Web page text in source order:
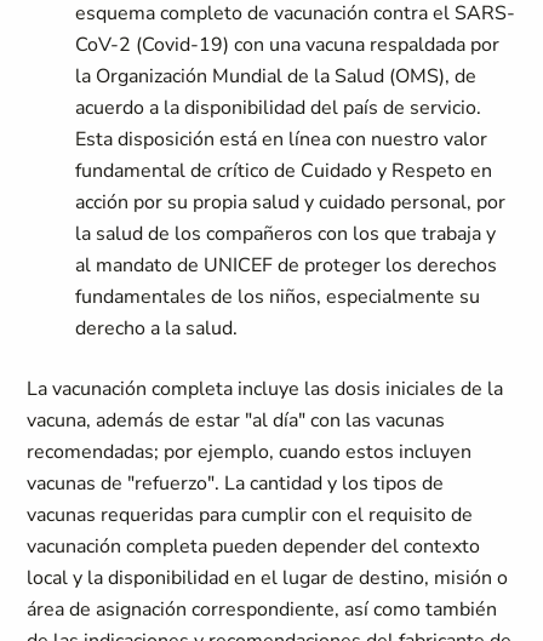
esquema completo de vacunación contra el SARS-
CoV-2 (Covid-19) con una vacuna respaldada por
la Organización Mundial de la Salud (OMS), de
acuerdo a la disponibilidad del país de servicio.
Esta disposición está en línea con nuestro valor
fundamental de crítico de Cuidado y Respeto en
acción por su propia salud y cuidado personal, por
la salud de los compañeros con los que trabaja y
al mandato de UNICEF de proteger los derechos
fundamentales de los niños, especialmente su
derecho a la salud.
La vacunación completa incluye las dosis iniciales de la
vacuna, además de estar "al día" con las vacunas
recomendadas; por ejemplo, cuando estos incluyen
vacunas de "refuerzo". La cantidad y los tipos de
vacunas requeridas para cumplir con el requisito de
vacunación completa pueden depender del contexto
local y la disponibilidad en el lugar de destino, misión o
área de asignación correspondiente, así como también